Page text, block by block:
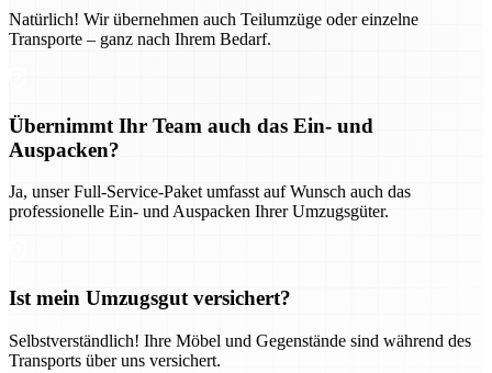
Natürlich! Wir übernehmen auch Teilumzüge oder einzelne
Transporte – ganz nach Ihrem Bedarf.
Übernimmt Ihr Team auch das Ein- und
Auspacken?
Ja, unser Full-Service-Paket umfasst auf Wunsch auch das
professionelle Ein- und Auspacken Ihrer Umzugsgüter.
Ist mein Umzugsgut versichert?
Selbstverständlich! Ihre Möbel und Gegenstände sind während des
Transports über uns versichert.